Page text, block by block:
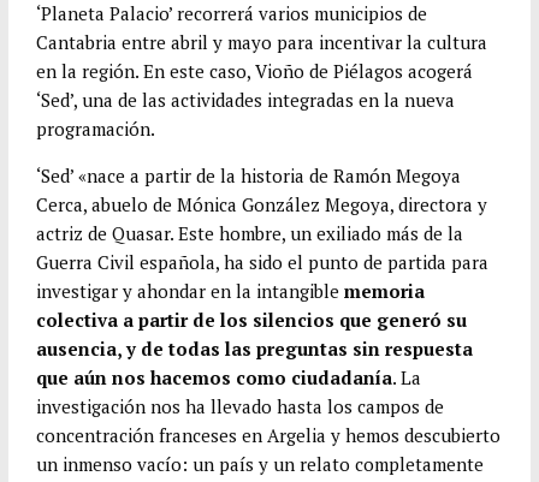
A
p
p
a
r
t
‘Planeta Palacio’ recorrerá varios municipios de
Cantabria entre abril y mayo para incentivar la cultura
en la región. En este caso, Vioño de Piélagos acogerá
‘Sed’, una de las actividades integradas en la nueva
programación.
‘Sed’ «nace a partir de la historia de Ramón Megoya
Cerca, abuelo de Mónica González Megoya, directora y
actriz de Quasar. Este hombre, un exiliado más de la
Guerra Civil española, ha sido el punto de partida para
investigar y ahondar en la intangible memoria
colectiva a partir de los silencios que generó su
ausencia, y de todas las preguntas sin respuesta
que aún nos hacemos como ciudadanía. La
investigación nos ha llevado hasta los campos de
concentración franceses en Argelia y hemos descubierto
un inmenso vacío: un país y un relato completamente